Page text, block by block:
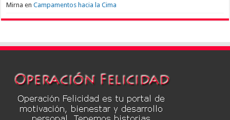
Mirna enCampamentos hacia la Cima